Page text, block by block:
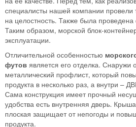
специалисты нашей компании провели
на целостность. Также была проведена
Таким образом, морской блок-
эксплуатации.
Отличительной особенностью
футов является его отделка. Снаружи
металлический профлист, который
продукта в несколько раз, а внутри –
Сама конструкция имеет прочный
удобства есть внутренняя дверь.
плоская защищает от непогоды и
продукта.